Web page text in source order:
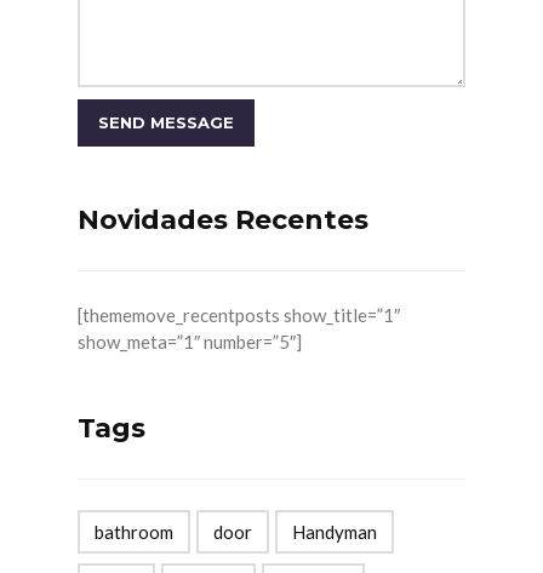
Novidades Recentes
[thememove_recentposts show_title=”1″
show_meta=”1″ number=”5″]
Tags
bathroom door Handyman